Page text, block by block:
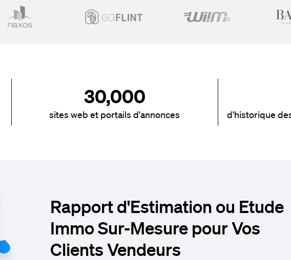
30,000
sites web et portails d'annonces d'historique
Rapport d'Estimation ou Etude
Immo Sur-Mesure pour Vos
Clients Vendeurs